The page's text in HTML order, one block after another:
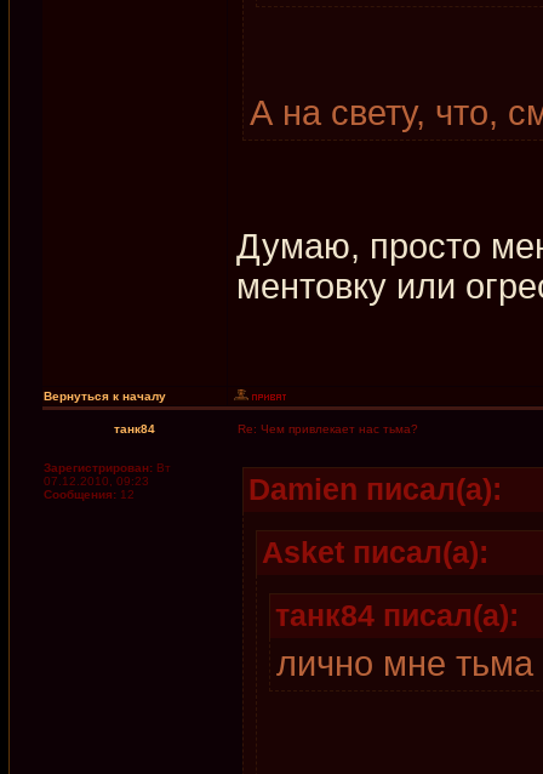
А на свету, что,
Думаю, просто
ментовку или
Вернуться к началу
танк84 Re: Чем привлекает нас тьма?
Зарегистрирован: Вт
07.12.2010, 09:23
Сообщения: 12
Damien писал(а):
Asket писал(а):
танк84 писал(а):
лично мне тьма